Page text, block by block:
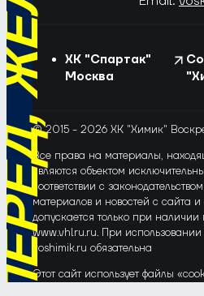
ХК "Спартак"
Москва
© 2015 - 2026 ХК "Химик"
Все права на материалы,
являются объектом
соответствии с
материалов и новостей с сайта и
допускается только при
www.vhlru.ru. При
voshimik.ru обязательна
Этот сайт использует файлы